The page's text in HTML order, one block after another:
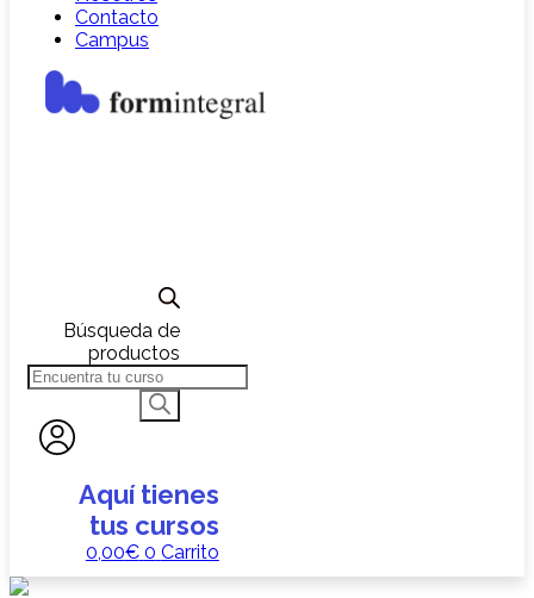
Contacto
Campus
Búsqueda de
productos
0,00€ 0 Carrito